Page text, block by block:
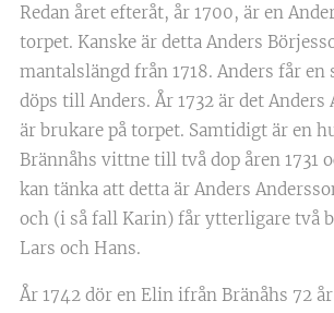
Redan året efteråt, år 1700, är en
torpet. Kanske är detta Anders
mantalslängd från 1718. Anders får en
döps till Anders. År 1732 är det Anders
är brukare på torpet. Samtidigt är en
Brännåhs vittne till två dop åren 1731
kan tänka att detta är Anders
och (i så fall Karin) får ytterligare två
Lars och Hans.
År 1742 dör en Elin ifrån Bränåhs 72